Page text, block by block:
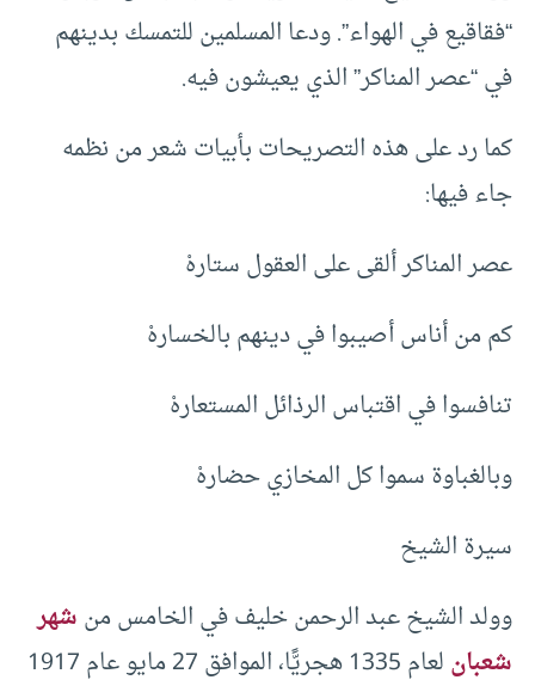
“فقاقيع في الهواء”. ودعا المسلمين للتمسك بدينهم
في “عصر المناكر” الذي يعيشون فيه.
كما رد على هذه التصريحات بأبيات شعر من نظمه
جاء فيها:
عصر المناكر ألقى على العقول ستارهْ
كم من أناس أصيبوا في دينهم بالخسارهْ
تنافسوا في اقتباس الرذائل المستعارهْ
وبالغباوة سموا كل المخازي حضارهْ
سيرة الشيخ
وولد الشيخ عبد الرحمن خليف في الخامس منشهر
شعبان
لعام 1335 هجريًّا، الموافق 27 مايو عام 1917